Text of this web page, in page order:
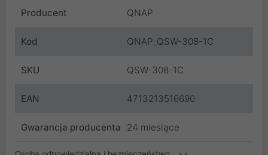
Producent QNAP
Kod QNAP_QSW-308-1C
SKU QSW-308-1C
EAN 4713213516690
Gwarancja producenta 24 miesiące